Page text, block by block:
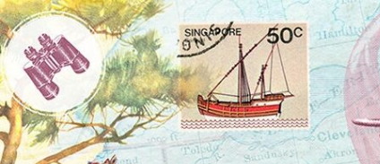
Zum
Inhalt
springen